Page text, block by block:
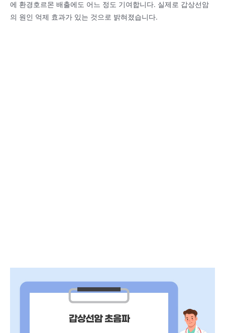
에 환경호르몬 배출에도 어느 정도 기여합니다. 실제로 갑상선암
의 원인 억제 효과가 있는 것으로 밝혀졌습니다.